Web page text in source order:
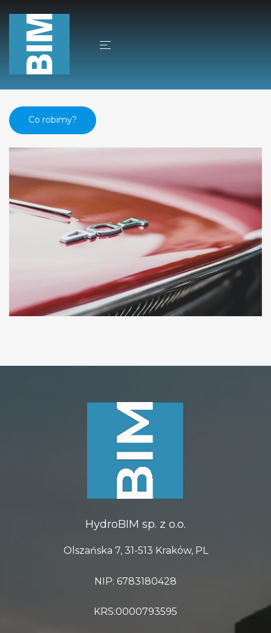
Ups… nie ma takiej
strony.
Co robimy?
HydroBIM sp. z o.o.
Olszańska 7, 31-513 Kraków, PL
NIP: 6783180428
KRS:0000793595